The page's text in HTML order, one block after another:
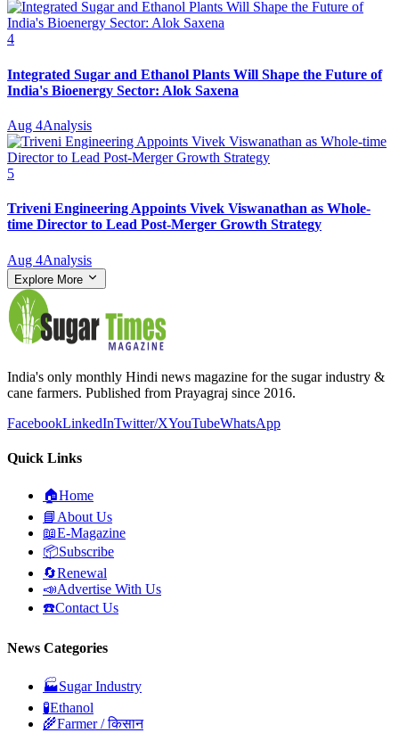
4
Integrated Sugar and Ethanol Plants Will Shape the Future of
India's Bioenergy Sector: Alok Saxena
Aug 4Analysis
5
Triveni Engineering Appoints Vivek Viswanathan as Whole-
time Director to Lead Post-Merger Growth Strategy
Aug 4Analysis
Explore More
India's only monthly Hindi news magazine for the sugar industry &
cane farmers. Published from Prayagraj since 2016.
FacebookLinkedInTwitter/XYouTubeWhatsApp
Quick Links
🏠Home
📘 About Us
📖E-Magazine
📦Subscribe
🔄Renewal
📣Advertise With Us
☎️Contact Us
News Categories
🏭Sugar Industry
🧪Ethanol
🌾Farmer / किसान